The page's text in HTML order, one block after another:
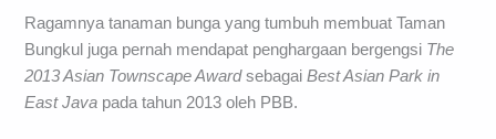
Ragamnya tanaman bunga yang tumbuh membuat Taman
Bungkul juga pernah mendapat penghargaan bergengsi The
2013 Asian Townscape AwardsebagaiBest Asian Park in
East Java pada tahun 2013 oleh PBB.